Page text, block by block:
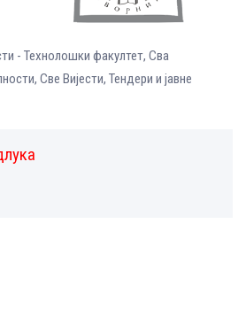
- Технолошки факултет, Сва
, Све Вијести, Тендери и јавне